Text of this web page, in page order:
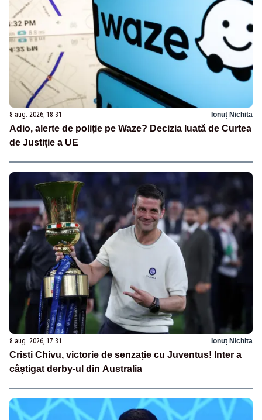
8 aug. 2026, 18:31 Ionuț Nichita
Adio, alerte de poliție pe Waze? Decizia luată de Curtea
de Justiție a UE
8 aug. 2026, 17:31 Ionuț Nichita
Cristi Chivu, victorie de senzație cu Juventus! Inter a
câștigat derby-ul din Australia